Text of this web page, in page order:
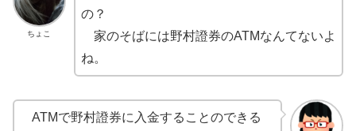
ちょこ
の？
家のそばには野村證券のATMなんてないよ
ね。
ATMで野村證券に入金することのできる